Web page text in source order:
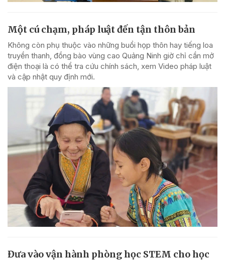
Một cú chạm, pháp luật đến tận thôn bản
Không còn phụ thuộc vào những buổi họp thôn hay tiếng loa
truyền thanh, đồng bào vùng cao Quảng Ninh giờ chỉ cần mở
điện thoại là có thể tra cứu chính sách, xem Video pháp luật
và cập nhật quy định mới.
Đưa vào vận hành phòng học STEM cho học